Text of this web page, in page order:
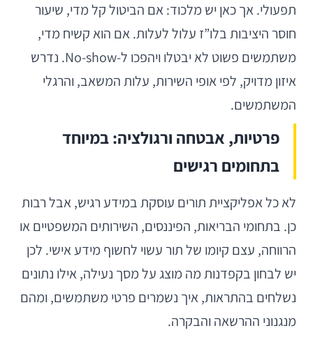
תפעולי. אך כאן יש מלכוד: אם הביטול קל מדי, שיעור
חוסר היציבות בלו”ז עלול לעלות. אם הוא קשיח מדי,
משתמשים פשוט לא יבטלו ויהפכו ל-No-show. נדרש
איזון מדויק, לפי אופי השירות, עלות המשאב, והרגלי
המשתמשים.
פרטיות, אבטחה ורגולציה: במיוחד
בתחומים רגישים
לא כל אפליקציית תורים עוסקת במידע רגיש, אבל רבות
כן. בתחומי הבריאות, הפיננסים, השירותים המשפטיים או
הרווחה, עצם קיומו של תור עשוי לחשוף מידע אישי. לכן
יש לבחון בקפדנות מה מוצג על מסך נעילה, אילו נתונים
נשלחים בהתראות, איך נשמרים פרטי משתמשים, ומהם
מנגנוני ההרשאה והבקרה.